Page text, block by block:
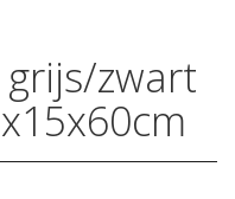
zwart